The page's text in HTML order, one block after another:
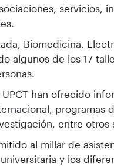
servicios,
Biomedicina,
algunos de los 17
han ofrecido
programas
entre otros
al millar de
y los